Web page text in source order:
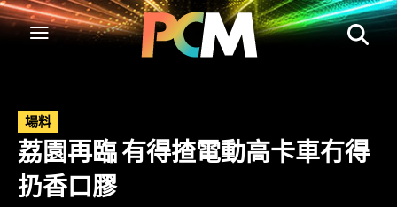
場料
荔園再臨 有得揸電動高卡車冇得
扔香口膠